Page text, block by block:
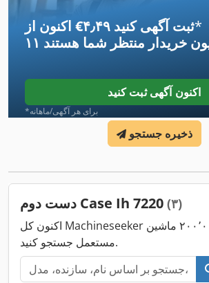
اکنون از ‎€۴٫۴۹ ثبت آگهی کنید*
خریدار منتظر شما هستند
اکنون آگهی ثبت کنید
*برای هر آگهی/ماهانه
ذخیره جستجو
دست دوم Case Ih 7220 (۳)
اکنون کل Machineseeker را با بیش از ۲۰۰٬۰۰۰ ماشین
مستعمل جستجو کنید.